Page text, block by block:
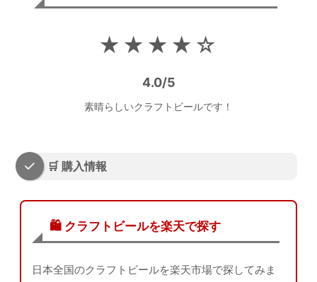
★★★★☆
4.0/5
素晴らしいクラフトビールです！
🛒 購入情報
🛍️ クラフトビールを楽天で探す
日本全国のクラフトビールを楽天市場で探してみま